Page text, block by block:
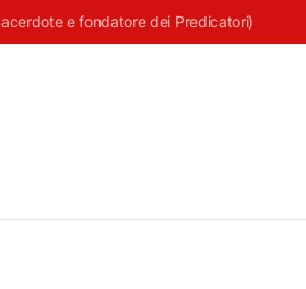
e fondatore dei Predicatori)